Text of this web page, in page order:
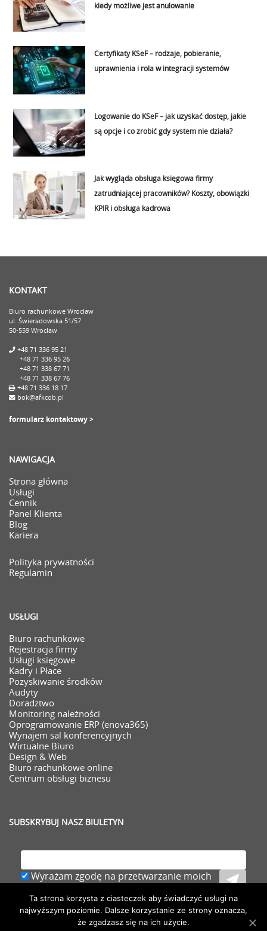
kiedy możliwe jest anulowanie
Certyfikaty KSeF – rodzaje, pobieranie,
uprawnienia i rola w integracji systemów
Logowanie do KSeF – jak uzyskać dostęp, jakie
są opcje i co zrobić gdy system nie działa?
Jak wygląda obsługa księgowa firmy
zatrudniającej pracowników? Koszty, obowiązki
KPIR i obsługa kadrowa
KONTAKT
Biuro rachunkowe Wrocław
ul. Świeradowska 51/57
50-559 Wrocław
+48 71 336 95 21
+48 71 336 95 26
+48 71 338 67 71
+48 71 338 67 76
+48 71 336 18 17
bok@afkcob.pl
formularz kontaktowy >
NAWIGACJA
Strona główna
Usługi
Cennik
Panel Klienta
Blog
Kariera
Polityka prywatności
Regulamin
USŁUGI
Biuro rachunkowe
Rejestracja firmy
Usługi księgowe
Kadry i Płace
Pozyskiwanie środków
Audyty
Doradztwo
Monitoring należności
Oprogramowanie ERP (enova365)
Wynajem sal konferencyjnych
Wirtualne Biuro
Design & Web
Biuro rachunkowe online
Centrum obsługi biznesu
SUBSKRYBUJ NASZ BIULETYN
Wyrażam zgodę na przetwarzanie moich
w zgłoszeniu,rozwiń
Ta strona korzysta z ciasteczek aby świadczyć usługi na
najwyższym poziomie. Dalsze korzystanie ze strony oznacza,
że zgadzasz się na ich użycie.